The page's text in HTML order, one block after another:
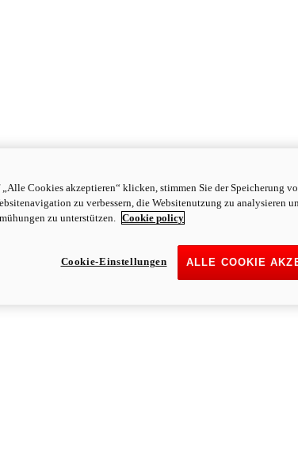
„Alle Cookies akzeptieren“ klicken, stimmen Sie der Speicherung
zu verbessern, die Websitenutzung zu analysieren
zu unterstützen. Cookie policy
ALLE COOKIE
Cookie-Einstellungen